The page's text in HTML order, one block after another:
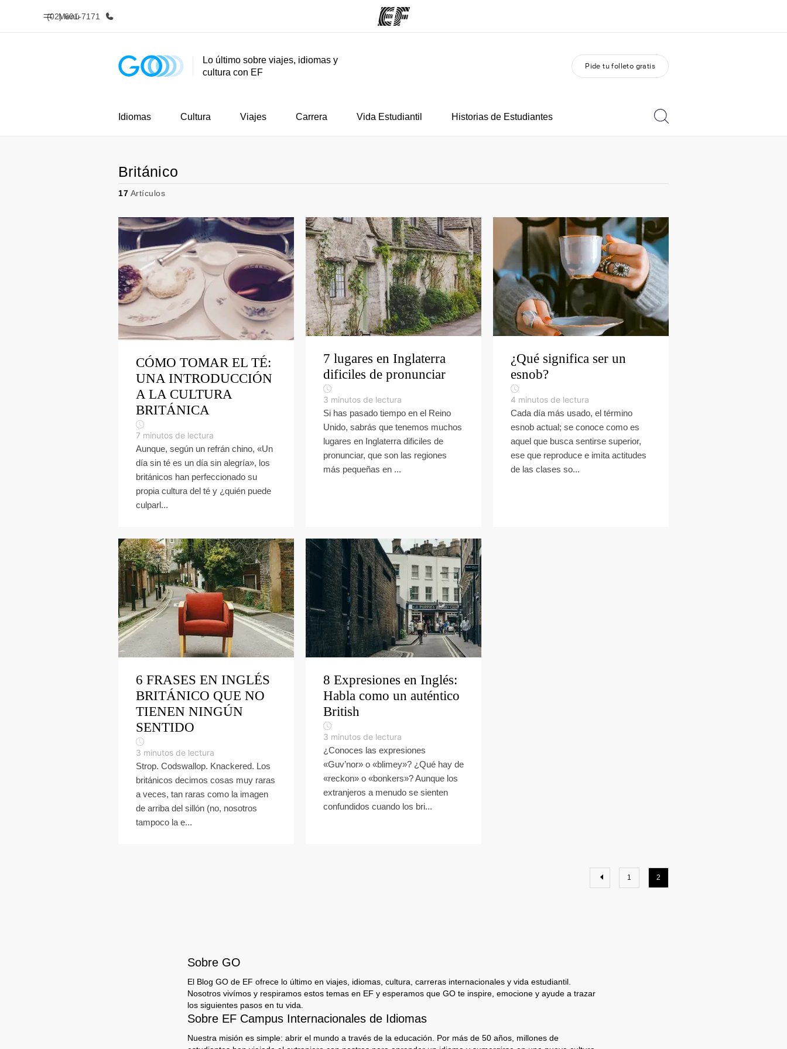
Menú
(02) 601-7171
Inicio Programas Trabajos
Lo último sobre viajes, idiomas y
cultura con EF
Pide tu folleto gratis
Idiomas Cultura Viajes Carrera Vida Estudiantil Historias de Estudiantes
Británico
17 Artículos
CÓMO TOMAR EL TÉ:
UNA INTRODUCCIÓN
A LA CULTURA
BRITÁNICA
7 minutos de lectura
Aunque, según un refrán chino, «Un
día sin té es un día sin alegría», los
británicos han perfeccionado su
propia cultura del té y ¿quién puede
culparl...
7 lugares en Inglaterra
dificiles de pronunciar
3 minutos de lectura
Si has pasado tiempo en el Reino
Unido, sabrás que tenemos muchos
lugares en Inglaterra dificiles de
pronunciar, que son las regiones
más pequeñas en ...
¿Qué significa ser un
esnob?
4 minutos de lectura
Cada día más usado, el término
esnob actual; se conoce como es
aquel que busca sentirse superior,
ese que reproduce e imita actitudes
de las clases so...
6 FRASES EN INGLÉS
BRITÁNICO QUE NO
TIENEN NINGÚN
SENTIDO
3 minutos de lectura
Strop. Codswallop. Knackered. Los
británicos decimos cosas muy raras
a veces, tan raras como la imagen
de arriba del sillón (no, nosotros
tampoco la e...
8 Expresiones en Inglés:
Habla como un auténtico
British
3 minutos de lectura
¿Conoces las expresiones
«Guv’nor» o «blimey»? ¿Qué hay de
«reckon» o «bonkers»? Aunque los
extranjeros a menudo se sienten
confundidos cuando los bri...
1 2
Sobre GO
El Blog GO de EF ofrece lo último en viajes, idiomas, cultura, carreras internacionales y vida estudiantil.
Nosotros vivímos y respiramos estos temas en EF y esperamos que GO te inspire, emocione y ayude a trazar
los siguientes pasos en tu vida.
Sobre EF Campus Internacionales de Idiomas
Nuestra misión es simple: abrir el mundo a través de la educación. Por más de 50 años, millones de